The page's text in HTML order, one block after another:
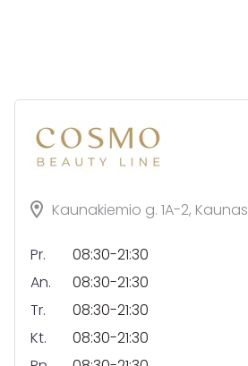
Kaunakiemio g. 1A-2, Kaunas
Pr.
08:30-21:30
An.
08:30-21:30
Tr.
08:30-21:30
Kt.
08:30-21:30